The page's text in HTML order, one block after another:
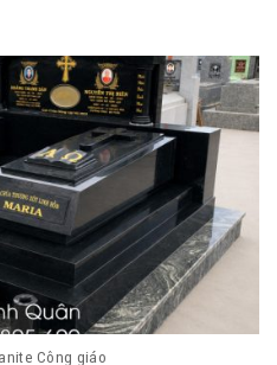
Công giáo